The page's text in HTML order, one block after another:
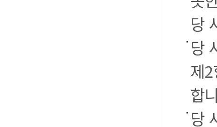
당
당
제
합
당